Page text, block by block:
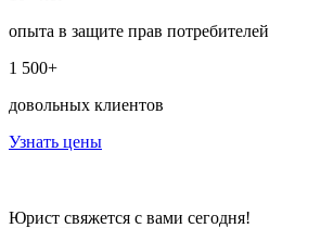
опыта в защите прав потребителей
1 500+
довольных клиентов
Узнать цены
Юрист свяжется с вами сегодня!